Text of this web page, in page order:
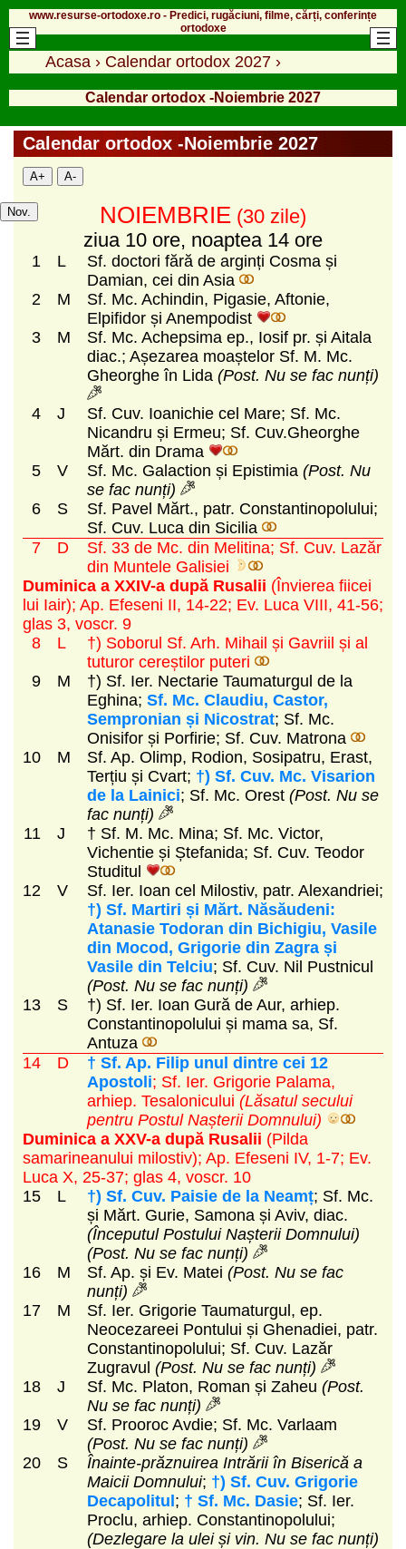
www.resurse-ortodoxe.ro - Predici, rugăciuni, filme, cărți, conferințe
ortodoxe
Acasa › Calendar ortodox 2027 ›
Calendar ortodox -Noiembrie 2027
Calendar ortodox -Noiembrie 2027
A+ A-
Nov. NOIEMBRIE (30 zile)
ziua 10 ore, noaptea 14 ore
1 L
Sf. doctori fără de arginți Cosma și
Damian, cei din Asia
2
M
Sf. Mc. Achindin, Pigasie, Aftonie,
Elpifidor și Anempodist
3
M
Sf. Mc. Achepsima ep., Iosif pr. și Aitala
diac.; Așezarea moaștelor Sf. M. Mc.
Gheorghe în Lida (Post. Nu se fac nunți)
4 J
Sf. Cuv. Ioanichie cel Mare; Sf. Mc.
Nicandru și Ermeu; Sf. Cuv.Gheorghe
Mărt. din Drama
5
V Sf. Mc. Galaction și Epistimia (Post. Nu
se fac nunți)
6
S
Sf. Pavel Mărt., patr. Constantinopolului;
Sf. Cuv. Luca din Sicilia
7
D
Sf. 33 de Mc. din Melitina; Sf. Cuv. Lazăr
din Muntele Galisiei
Duminica a XXIV-a după Rusalii (Învierea fiicei
lui Iair); Ap. Efeseni II, 14-22; Ev. Luca VIII, 41-56;
glas 3, voscr. 9
8
L
†) Soborul Sf. Arh. Mihail și Gavriil și al
tuturor cereștilor puteri
9
M
†) Sf. Ier. Nectarie Taumaturgul de la
Eghina; Sf. Mc. Claudiu, Castor,
Sempronian și Nicostrat; Sf. Mc.
Onisifor și Porfirie; Sf. Cuv. Matrona
10
M
Sf. Ap. Olimp, Rodion, Sosipatru, Erast,
Terțiu și Cvart; †) Sf. Cuv. Mc. Visarion
de la Lainici; Sf. Mc. Orest (Post. Nu se
fac nunți)
11
J
† Sf. M. Mc. Mina; Sf. Mc. Victor,
Vichentie și Ștefanida; Sf. Cuv. Teodor
Studitul
12
V
Sf. Ier. Ioan cel Milostiv, patr. Alexandriei;
†) Sf. Martiri și Mărt. Năsăudeni:
Atanasie Todoran din Bichigiu, Vasile
din Mocod, Grigorie din Zagra și
Vasile din Telciu; Sf. Cuv. Nil Pustnicul
(Post. Nu se fac nunți)
13
S
†) Sf. Ier. Ioan Gură de Aur, arhiep.
Constantinopolului și mama sa, Sf.
Antuza
14
D
† Sf. Ap. Filip unul dintre cei 12
Apostoli; Sf. Ier. Grigorie Palama,
arhiep. Tesalonicului (Lăsatul secului
pentru Postul Nașterii Domnului)
Duminica a XXV-a după Rusalii (Pilda
samarineanului milostiv); Ap. Efeseni IV, 1-7; Ev.
Luca X, 25-37; glas 4, voscr. 10
15
L †) Sf. Cuv. Paisie de la Neamț; Sf. Mc.
și Mărt. Gurie, Samona și Aviv, diac.
(Începutul Postului Nașterii Domnului)
(Post. Nu se fac nunți)
16
M Sf. Ap. și Ev. Matei (Post. Nu se fac
nunți)
17
M
Sf. Ier. Grigorie Taumaturgul, ep.
Neocezareei Pontului și Ghenadiei, patr.
Constantinopolului; Sf. Cuv. Lazăr
Zugravul (Post. Nu se fac nunți)
18
J Sf. Mc. Platon, Roman și Zaheu (Post.
Nu se fac nunți)
19
V
Sf. Prooroc Avdie; Sf. Mc. Varlaam
(Post. Nu se fac nunți)
20
S
Înainte-prăznuirea Intrării în Biserică a
Maicii Domnului; †) Sf. Cuv. Grigorie
Decapolitul; † Sf. Mc. Dasie; Sf. Ier.
Proclu, arhiep. Constantinopolului;
(Dezlegare la ulei și vin. Nu se fac nunți)